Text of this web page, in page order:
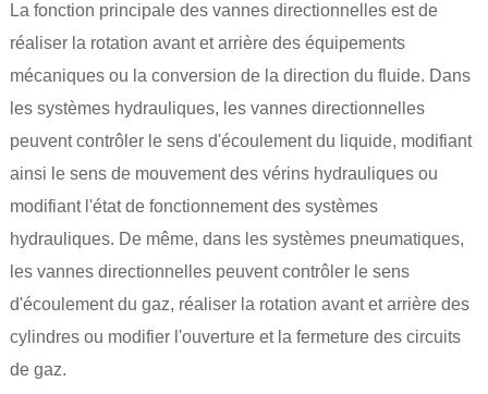
La fonction principale des vannes directionnelles est de
réaliser la rotation avant et arrière des équipements
mécaniques ou la conversion de la direction du fluide. Dans
les systèmes hydrauliques, les vannes directionnelles
peuvent contrôler le sens d'écoulement du liquide, modifiant
ainsi le sens de mouvement des vérins hydrauliques ou
modifiant l'état de fonctionnement des systèmes
hydrauliques. De même, dans les systèmes pneumatiques,
les vannes directionnelles peuvent contrôler le sens
d'écoulement du gaz, réaliser la rotation avant et arrière des
cylindres ou modifier l'ouverture et la fermeture des circuits
de gaz.